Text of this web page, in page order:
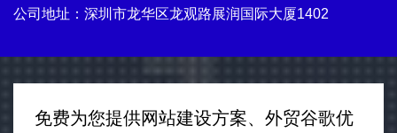
公司地址：深圳市龙华区龙观路展润国际大厦1402
免费为您提供网站建设方案、外贸谷歌优